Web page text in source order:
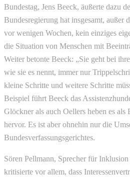
Bundestag, Jens Beeck, äußerte dazu
Bundesregierung hat insgesamt, außer
vor wenigen Wochen, kein einziges
die Situation von Menschen mit
Weiter betonte Beeck: „Sie geht bei
wie sie es nennt, immer nur
kleine Schritte und weitere Schritte
Beispiel führt Beeck das
Glöckner als auch Oellers heben es
hervor. Es ist aber ohnehin nur die
Bundesverfassungsgerichtes.
Sören Pellmann, Sprecher für
kritisierte vor allem, dass